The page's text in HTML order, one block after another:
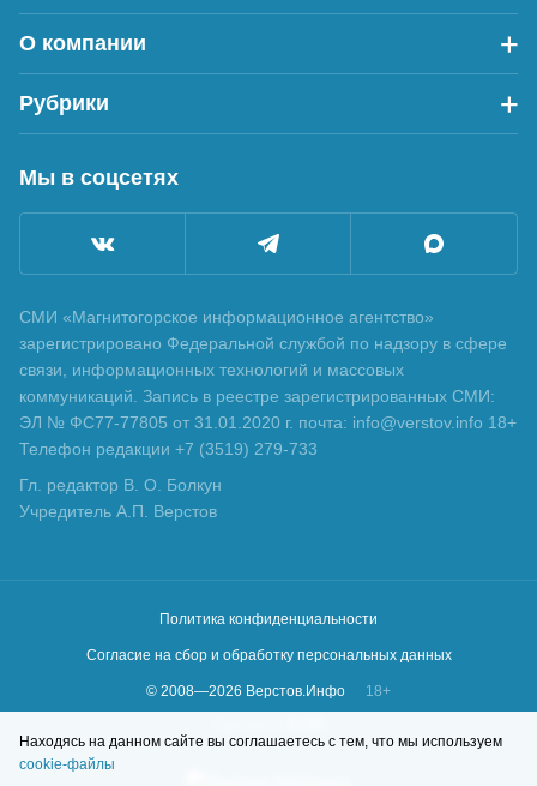
О компании
Рубрики
Мы в соцсетях
СМИ «Магнитогорское информационное агентство»
зарегистрировано Федеральной службой по надзору в сфере
связи, информационных технологий и массовых
коммуникаций. Запись в реестре зарегистрированных СМИ:
ЭЛ № ФС77-77805 от 31.01.2020 г. почта: info@verstov.info 18+
Телефон редакции +7 (3519) 279-733
Гл. редактор В. О. Болкун
Учредитель А.П. Верстов
Политика конфиденциальности
Согласие на сбор и обработку персональных данных
© 2008—2026 Верстов.Инфо
18+
Находясь на данном сайте вы соглашаетесь с тем, что мы используем
cookie-файлы